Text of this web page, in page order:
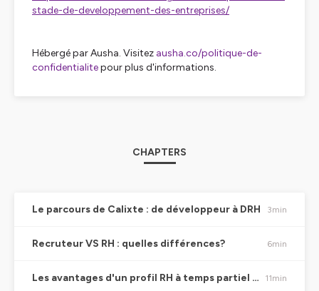
stade-de-developpement-des-entreprises/
Hébergé par Ausha. Visitez ausha.co/politique-de-
confidentialitepour plus d'informations.
CHAPTERS
Le parcours de Calixte : de développeur à DRH 3min
Recruteur VS RH : quelles différences? 6min
Les avantages d'un profil RH à temps partiel expérimenté : le transfert de compétences 11min